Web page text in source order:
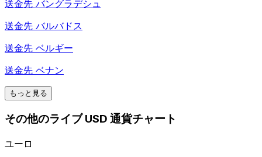
送金先 バングラデシュ
送金先 バルバドス
送金先 ベルギー
送金先 ベナン
もっと見る
その他のライブ USD 通貨チャート
ユーロ